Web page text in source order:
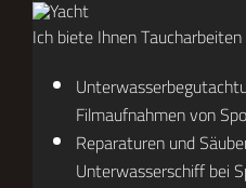
Ich biete Ihnen
Filmaufnahmen von
Reparaturen und
Unterwasserschiff bei